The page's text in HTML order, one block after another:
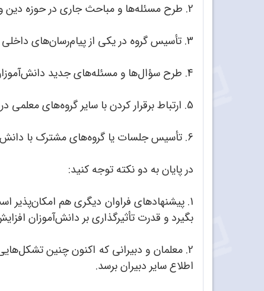
2. طرح مسئله‌ها و مباحث جاری در حوزه دین و مرتبط با کتاب‌های درسی و ارائه نظرات و تدوین آن‌ها برای استفاده یکدیگر در کلاس؛
3. تأسیس گروه در یکی از پیام‌رسان‌های داخلی موجود برای تبادل اطلاعات و در اختیار یکدیگر قرار دادن محتواهای آموزشی مانند کلیپ‌ها و تصویرها؛
4. طرح سؤال‌ها و مسئله‌های جدید دانش‌آموزان و تبادل‌نظر در نحوه پاسخ به سؤال‌ها و مسئله‌های دانش‌آموزان؛
5. ارتباط برقرار کردن با سایر گروه‌های معلمی در شهرها و استان‌های دیگر و تبادل داده‌ها و اطلاعات؛
6. تأسیس جلسات یا گروه‌های مشترک با دانش‌آموزان علاقه‌مند برای همراهی با آنان و طرح موضوعات تأثیرگذار در آن‌ها؛
در پایان به دو نکته توجه کنید:
1. پیشنهادهای فراوان دیگری هم امکان‌پذیر
بگیرد و قدرت تأثیرگذاری بر دانش‌آموزان
2. معلمان و دبیرانی که اکنون چنین
اطلاع سایر دبیران برسد.